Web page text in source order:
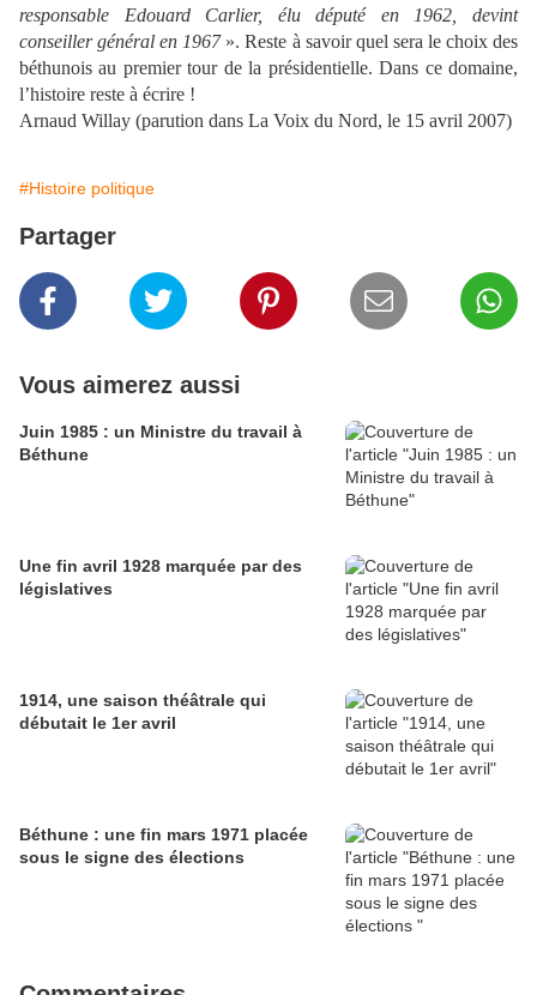
responsable Edouard Carlier, élu député en 1962, devint
conseiller général en 1967 ». Reste à savoir quel sera le choix des
béthunois au premier tour dela présidentielle. Dans ce domaine,
l’histoire reste à écrire !
Arnaud Willay (parution dans La Voix du Nord, le 15 avril 2007)
#Histoire politique
Partager
Vous aimerez aussi
Juin 1985 : un Ministre du travail à
Béthune
Une fin avril 1928 marquée par des
législatives
1914, une saison théâtrale qui
débutait le 1er avril
Béthune : une fin mars 1971 placée
sous le signe des élections